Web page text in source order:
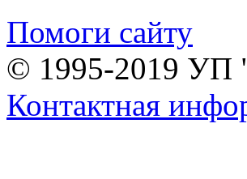
Помоги сайту
© 1995-2019 УП
Контактная